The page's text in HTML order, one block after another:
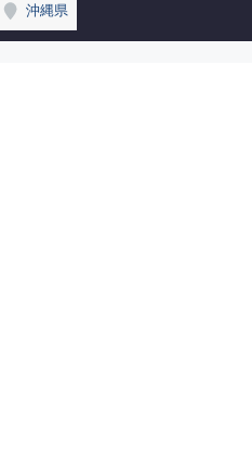
沖縄県